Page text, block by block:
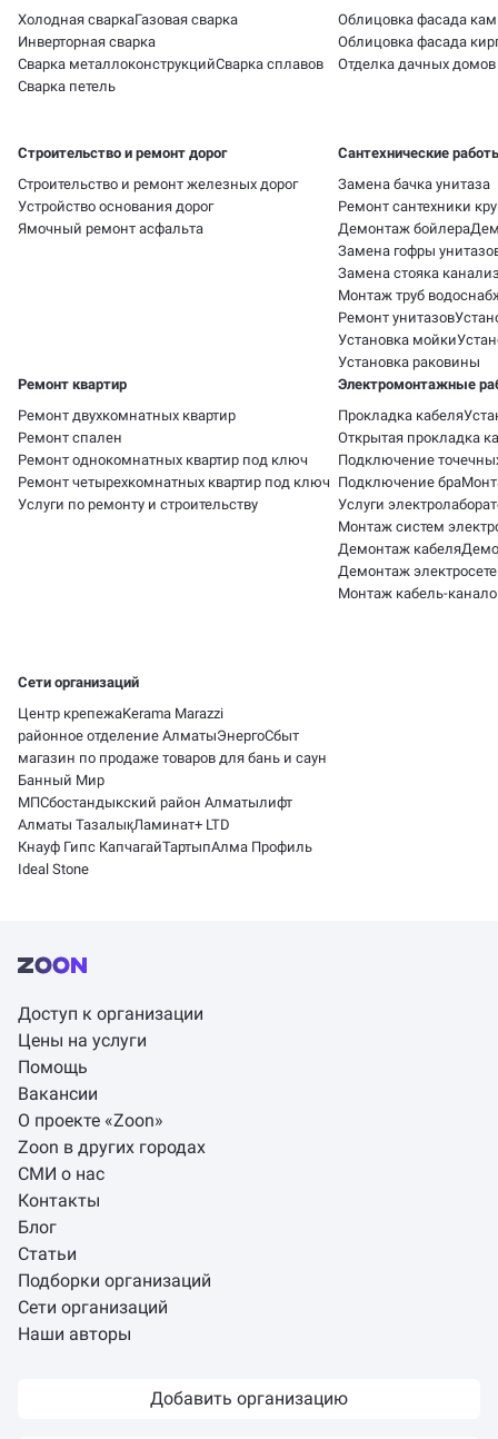
Холодная сваркаГазовая сварка
Инверторная сварка
Сварка металлоконструкцийСварка сплавов
Сварка петель
Облицовка фасада
Облицовка фасада
Отделка дачных
Строительство и ремонт дорог
Строительство и ремонт железных дорог
Устройство основания дорог
Ямочный ремонт асфальта
Сантехнические
Замена бачка унитаза
Ремонт сантехники
Демонтаж бойлера
Замена гофры
Замена стояка
Монтаж труб
Ремонт унитазов
Установка мойки
Установка раковины
Ремонт квартир
Ремонт двухкомнатных квартир
Ремонт спален
Ремонт однокомнатных квартир под ключ
Ремонт четырехкомнатных квартир под ключ
Услуги по ремонту и строительству
Электромонтажные
Прокладка кабеля
Открытая прокладка
Подключение
Подключение бра
Услуги
Монтаж систем
Демонтаж кабеля
Демонтаж
Монтаж кабель-
Сети организаций
Центр крепежаKerama Marazzi
районное отделение АлматыЭнергоСбыт
магазин по продаже товаров для бань и саун
Банный Мир
МПСбостандыкский район Алматылифт
Алматы ТазалықЛаминат+ LTD
Кнауф Гипс КапчагайТартыпАлма Профиль
Ideal Stone
Доступ к организации
Цены на услуги
Помощь
Вакансии
О проекте «Zoon»
Zoon в других городах
СМИ о нас
Контакты
Блог
Статьи
Подборки организаций
Сети организаций
Наши авторы
Добавить организацию